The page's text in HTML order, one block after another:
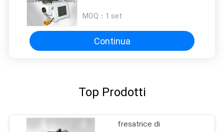
MOQ： 1 set
Continua
Top Prodotti
fresatrice di